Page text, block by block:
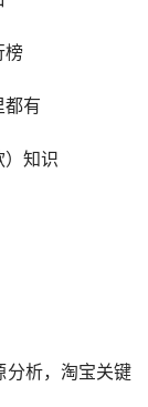
榜
有
知识
析，淘宝关键